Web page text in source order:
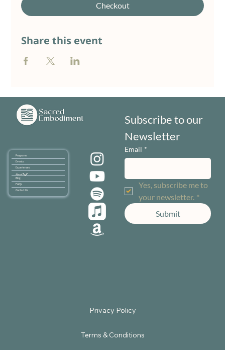
Checkout
Share this event
Programs
Events
Experiences
About
Blog
FAQ's
Contact Us
Subscribe to our
Newsletter
Email *
Yes, subscribe me to
your newsletter. *
Submit
Terms & Conditions